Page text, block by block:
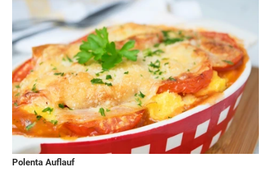
Polenta Auflauf